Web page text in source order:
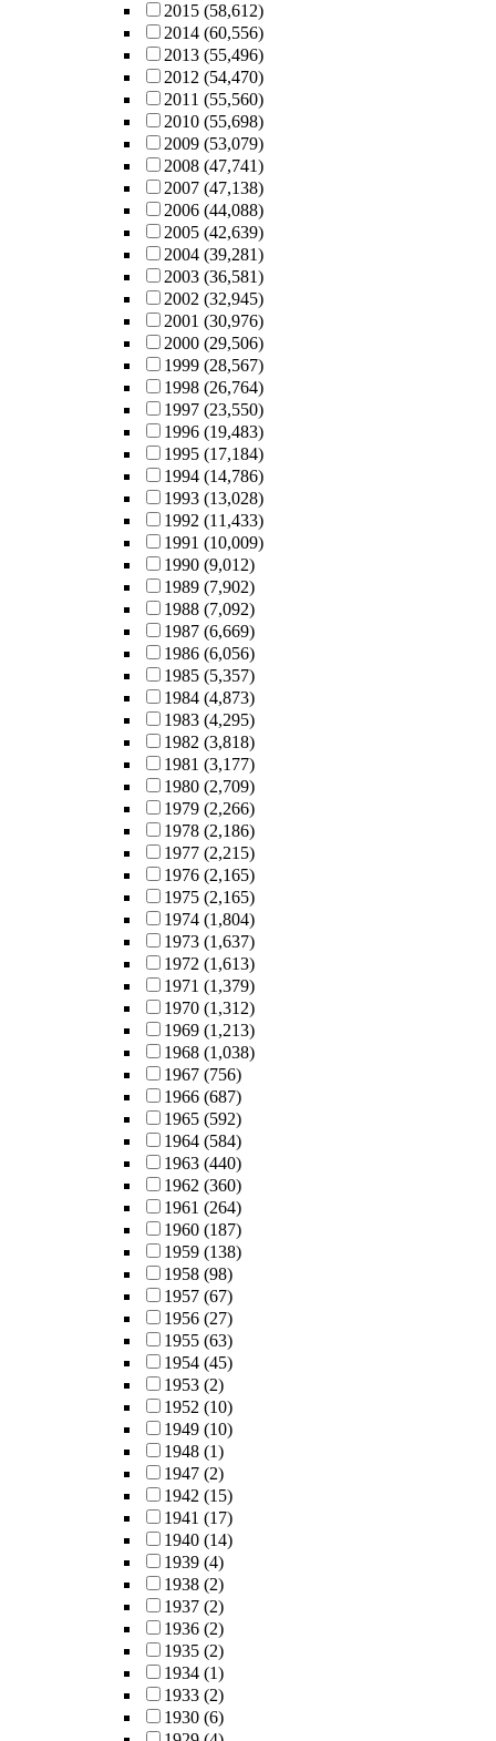
2015 (58,612)
2014 (60,556)
2013 (55,496)
2012 (54,470)
2011 (55,560)
2010 (55,698)
2009 (53,079)
2008 (47,741)
2007 (47,138)
2006 (44,088)
2005 (42,639)
2004 (39,281)
2003 (36,581)
2002 (32,945)
2001 (30,976)
2000 (29,506)
1999 (28,567)
1998 (26,764)
1997 (23,550)
1996 (19,483)
1995 (17,184)
1994 (14,786)
1993 (13,028)
1992 (11,433)
1991 (10,009)
1990 (9,012)
1989 (7,902)
1988 (7,092)
1987 (6,669)
1986 (6,056)
1985 (5,357)
1984 (4,873)
1983 (4,295)
1982 (3,818)
1981 (3,177)
1980 (2,709)
1979 (2,266)
1978 (2,186)
1977 (2,215)
1976 (2,165)
1975 (2,165)
1974 (1,804)
1973 (1,637)
1972 (1,613)
1971 (1,379)
1970 (1,312)
1969 (1,213)
1968 (1,038)
1967 (756)
1966 (687)
1965 (592)
1964 (584)
1963 (440)
1962 (360)
1961 (264)
1960 (187)
1959 (138)
1958 (98)
1957 (67)
1956 (27)
1955 (63)
1954 (45)
1953 (2)
1952 (10)
1949 (10)
1948 (1)
1947 (2)
1942 (15)
1941 (17)
1940 (14)
1939 (4)
1938 (2)
1937 (2)
1936 (2)
1935 (2)
1934 (1)
1933 (2)
1930 (6)